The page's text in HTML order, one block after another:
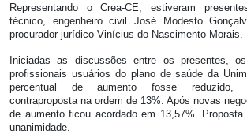
Representando o Crea-CE, estiveram
técnico, engenheiro civil José Modesto
procurador jurídico Vinícius do Nascimento Morais.
Iniciadas as discussões entre os presentes,
profissionais usuários do plano de saúde da
percentual de aumento fosse reduzido,
contraproposta na ordem de 13%. Após novas
de aumento ficou acordado em 13,57%.
unanimidade.